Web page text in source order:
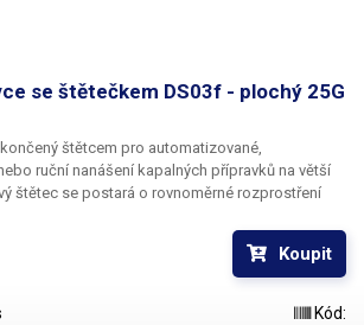
se štětečkem DS03f - plochý 25G
štětcem pro automatizované,
ruční nanášení kapalných přípravků na větší
štětec se postará o rovnoměrné rozprostření
tuhostmi štětce; pro hrubší povrchy a
štětec s tužšími a silnějšími vlákny; proto
nástavce vyrobeny ve dvou provedeních
Koupit
Kód: